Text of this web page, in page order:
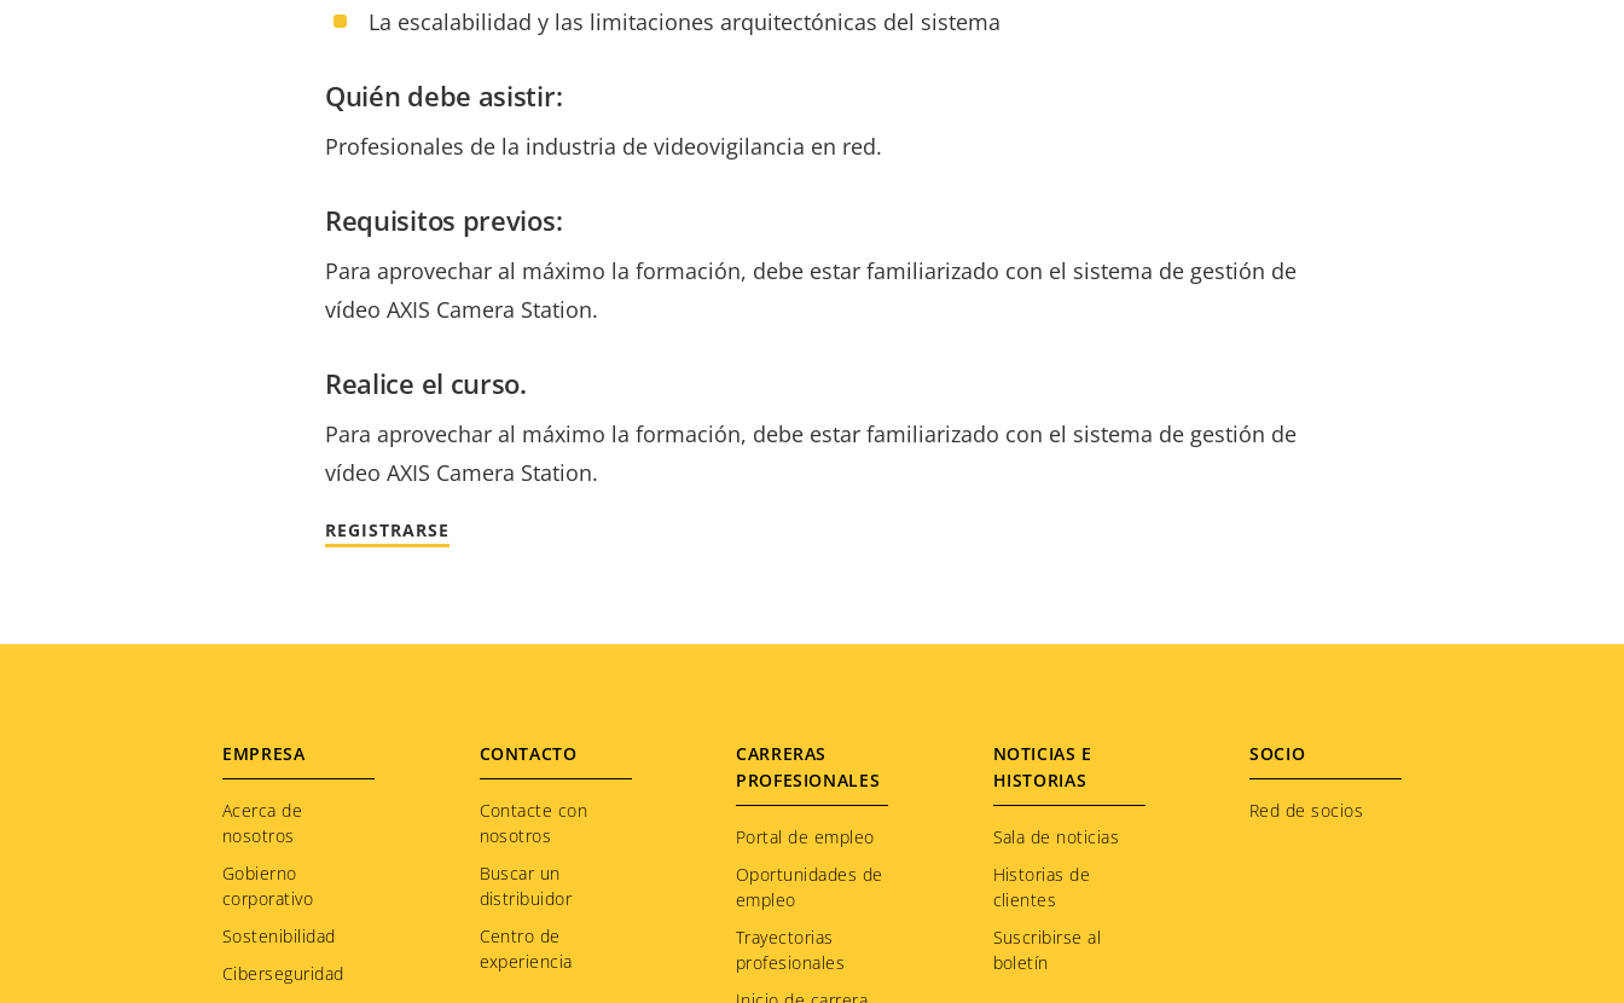
La escalabilidad y las limitaciones arquitectónicas del sistema
Quién debe asistir:
Profesionales de la industria de videovigilancia en red.
Requisitos previos:
Para aprovechar al máximo la formación, debe estar familiarizado con el sistema de gestión de
vídeo AXIS Camera Station.
Realice el curso.
Para aprovechar al máximo la formación, debe estar familiarizado con el sistema de gestión de
vídeo AXIS Camera Station.
REGISTRARSE
Footer
menu
EMPRESA
Acerca de
nosotros
Gobierno
corporativo
Sostenibilidad
Ciberseguridad
CONTACTO
Contacte con
nosotros
Buscar un
distribuidor
Centro de
experiencia
CARRERAS
PROFESIONALES
Portal de empleo
Oportunidades de
empleo
Trayectorias
profesionales
NOTICIAS E
HISTORIAS
Sala de noticias
Historias de
clientes
Suscribirse al
boletín
SOCIO
Red de socios